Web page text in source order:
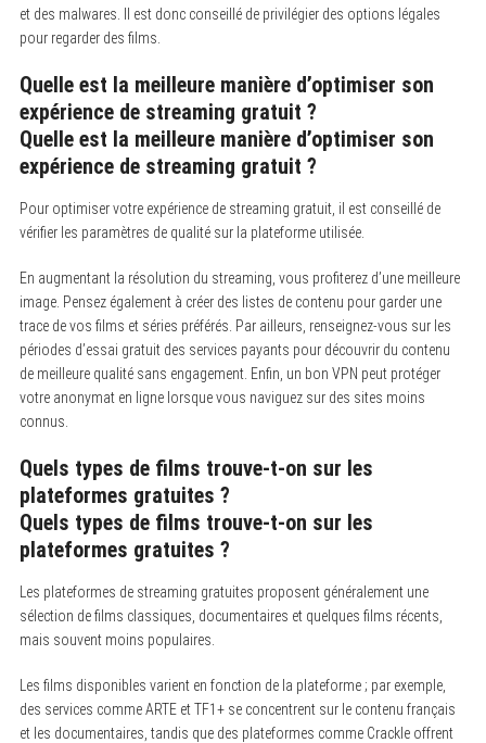
et des malwares. Il est donc conseillé de privilégier des options légales
pour regarder des films.
Quelle est la meilleure manière d’optimiser son
expérience de streaming gratuit ?
Quelle est la meilleure manière d’optimiser son
expérience de streaming gratuit ?
Pour optimiser votre expérience de streaming gratuit, il est conseillé de
vérifier les paramètres de qualité sur la plateforme utilisée.
En augmentant la résolution du streaming, vous profiterez d’une meilleure
image. Pensez également à créer des listes de contenu pour garder une
trace de vos films et séries préférés. Par ailleurs, renseignez-vous sur les
périodes d’essai gratuit des services payants pour découvrir du contenu
de meilleure qualité sans engagement. Enfin, un bon VPN peut protéger
votre anonymat en ligne lorsque vous naviguez sur des sites moins
connus.
Quels types de films trouve-t-on sur les
plateformes gratuites ?
Quels types de films trouve-t-on sur les
plateformes gratuites ?
Les plateformes de streaming gratuites proposent généralement une
sélection de films classiques, documentaires et quelques films récents,
mais souvent moins populaires.
Les films disponibles varient en fonction de la plateforme ; par exemple,
des services comme ARTE et TF1+ se concentrent sur le contenu français
et les documentaires, tandis que des plateformes comme Crackle offrent